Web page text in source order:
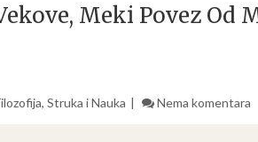
Meki Povez Od
, Struka i Nauka Nema komentara